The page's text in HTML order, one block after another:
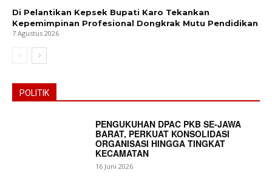
Di Pelantikan Kepsek Bupati Karo Tekankan
Kepemimpinan Profesional Dongkrak Mutu Pendidikan
7 Agustus 2026
POLITIK
PENGUKUHAN DPAC PKB SE-JAWA
BARAT, PERKUAT KONSOLIDASI
ORGANISASI HINGGA TINGKAT
KECAMATAN
16 Juni 2026